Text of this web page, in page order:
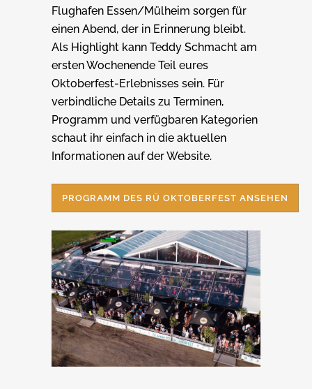
Flughafen Essen/Mülheim sorgen für
einen Abend, der in Erinnerung bleibt.
Als Highlight kann Teddy Schmacht am
ersten Wochenende Teil eures
Oktoberfest-Erlebnisses sein. Für
verbindliche Details zu Terminen,
Programm und verfügbaren Kategorien
schaut ihr einfach in die aktuellen
Informationen auf der Website.
PROGRAMM DES RÜ OKTOBERFEST ANSEHEN